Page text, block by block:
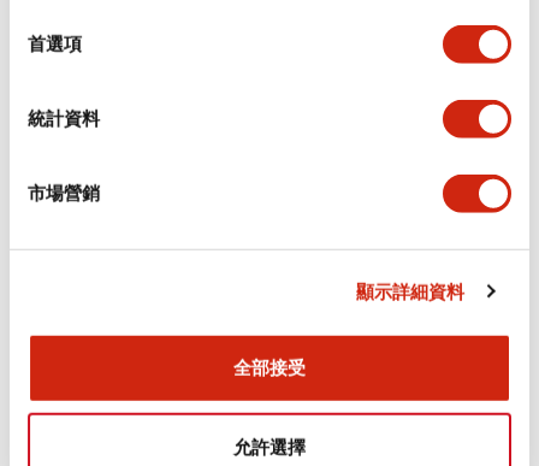
首選項
統計資料
市場營銷
顯示詳細資料
全部接受
允許選擇
安裝和安裝規範
認證與標準
Flush Silhouette LW系列 控制元件 (英文版)